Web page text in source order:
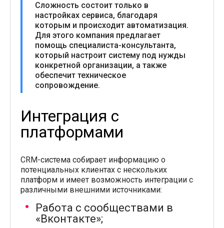
Сложность состоит только в
настройках сервиса, благодаря
которым и происходит автоматизация.
Для этого компания предлагает
помощь специалиста-консультанта,
который настроит систему под нужды
конкретной организации, а также
обеспечит техническое
сопровождение.
Интеграция с
платформами
CRM-система собирает информацию о
потенциальных клиентах с нескольких
платформ и имеет возможность интеграции с
различными внешними источниками:
Работа с сообществами в
«Вконтакте»;